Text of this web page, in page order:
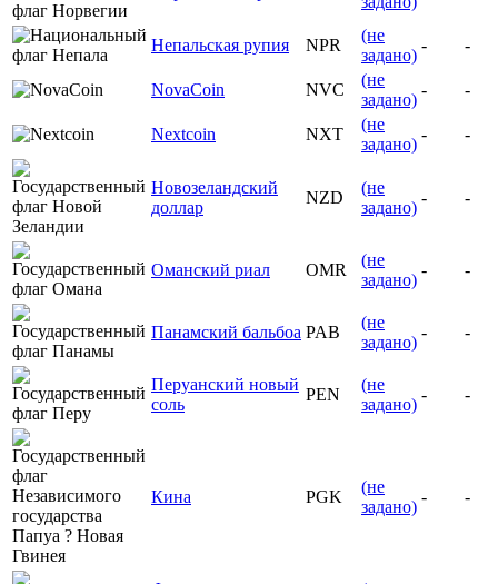
Непальская рупия NPR
(не
задано)
- -
NovaCoin NVC
(не
задано)
- -
Nextcoin NXT
(не
задано)
- -
Новозеландский
доллар
NZD
(не
задано)
- -
Оманский риал OMR
(не
задано)
- -
Панамский бальбоа PAB
(не
задано)
- -
Перуанский новый
соль
PEN
(не
задано)
- -
Кина PGK
(не
задано)
- -